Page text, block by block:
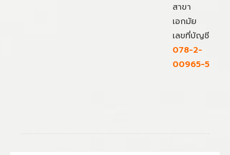
สาขา
เอกมัย
เลขที่บัญชี
078-2-
00965-5